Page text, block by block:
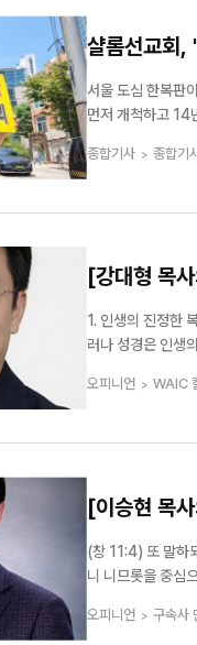
샬롬선교회,
서울 도심 한복판
먼저 개척하고 14
며 목소리를 높이
종합기사 종합기
[강대형 목
사함의 은총
1. 인생의 진정한 복은 어디에 있는가 현대인들은 건강, 재물,
러나 성경은 인생
젠가 영원한 심판주
오피니언 WAIC
[이승현 목
예들(1)
(창 11:4) 또 말하
니 니므롯을 중심으로 한 인본주의 세력은 시날 평지에 모여 바벨탑을 쌓기 시작했습니다. 이 사건은 단순한 건축 공사가 아
오피니언 구속사